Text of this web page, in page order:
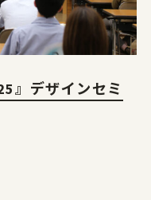
』デザインセミ